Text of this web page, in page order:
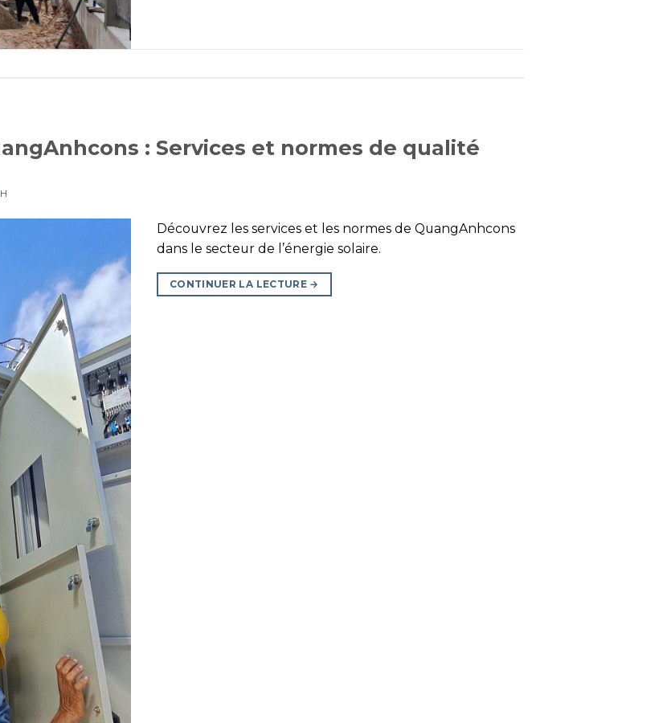
: Services et normes de qualité
Découvrez les services et les normes de QuangAnhcons
dans le secteur de l’énergie solaire.
CONTINUER LA LECTURE →